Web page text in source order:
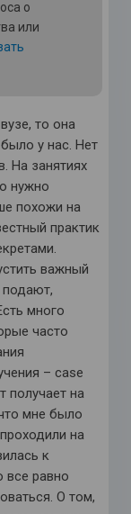
о
или
то она
у нас. Нет
На занятиях
нужно
похожи на
практик
важный
подают,
много
часто
– case
получает на
мне было
на
к
все равно
О том,